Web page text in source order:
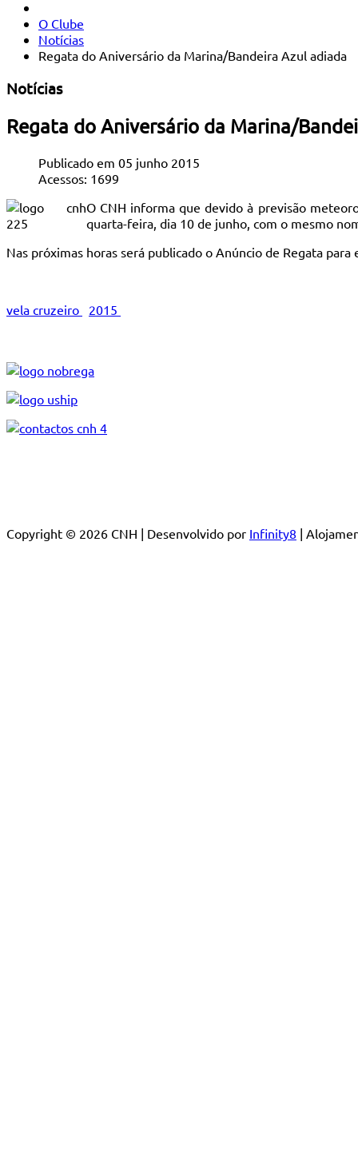
O Clube
Notícias
Regata do Aniversário da Marina/Bandeira Azul adiada
Notícias
Regata do Aniversário da Marina/
Publicado em 05 junho 2015
Acessos: 1699
O CNH informa que devido à previsão
quarta-feira, dia 10 de junho, com o mesmo
Nas próximas horas será publicado o Anúncio de Regata para
vela cruzeiro 2015
Copyright © 2026 CNH | Desenvolvido por Infinity8 |